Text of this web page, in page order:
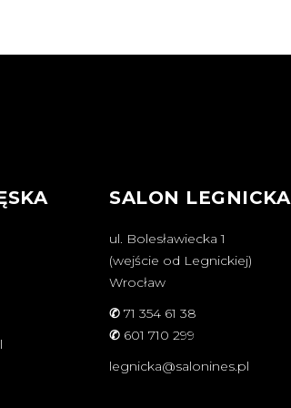
SALON LEGNICKA
ul. Bolesławiecka 1
(wejście od Legnickiej)
Wrocław
✆ 71 354 61 38
✆ 601 710 299
legnicka@salonines.pl